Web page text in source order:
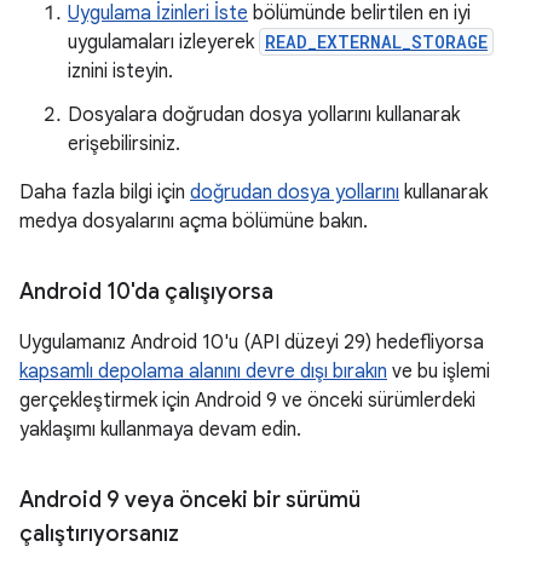
Uygulama İzinleri İste bölümünde belirtilen en iyi
uygulamaları izleyerek READ_EXTERNAL_STORAGE
iznini isteyin.
Dosyalara doğrudan dosya yollarını kullanarak
erişebilirsiniz.
Daha fazla bilgi için doğrudan dosya yollarını kullanarak
medya dosyalarını açma bölümüne bakın.
Android 10'da çalışıyorsa
Uygulamanız Android 10'u (API düzeyi 29) hedefliyorsa
kapsamlı depolama alanını devre dışı bırakın ve bu işlemi
gerçekleştirmek için Android 9 ve önceki sürümlerdeki
yaklaşımı kullanmaya devam edin.
Android 9 veya önceki bir sürümü
çalıştırıyorsanız